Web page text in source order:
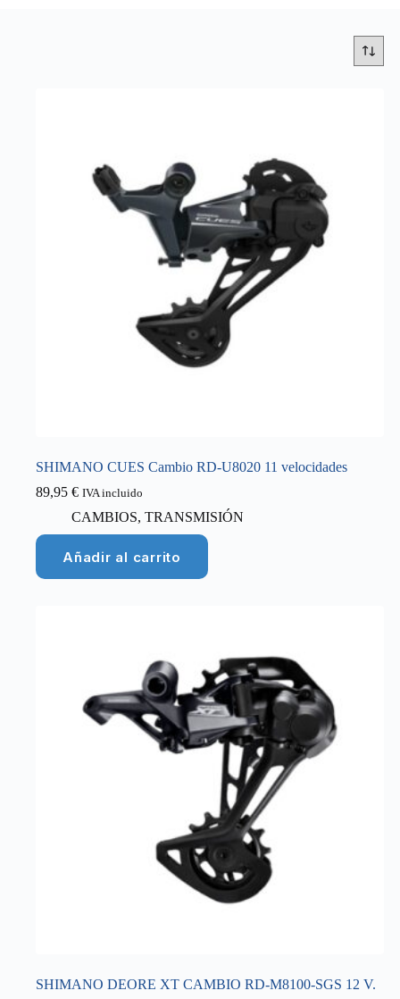
SHIMANO CUES Cambio RD-U8020 11 velocidades
89,95 € IVA incluido
CAMBIOS, TRANSMISIÓN
Añadir al carrito
SHIMANO DEORE XT CAMBIO RD-M8100-SGS 12 V.